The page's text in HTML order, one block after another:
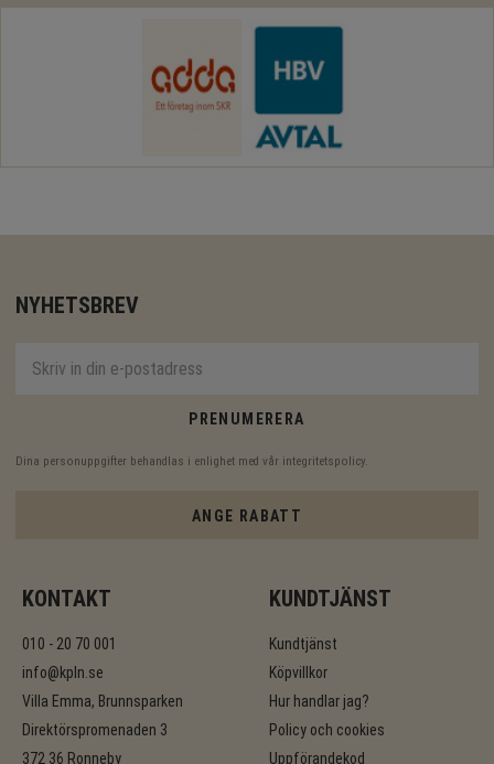
NYHETSBREV
PRENUMERERA
Dina personuppgifter behandlas i enlighet med vår integritetspolicy
ANGE RABATT
KONTAKT
010 - 20 70 001
info@kpln.se
Villa Emma, Brunnsparken
Direktörspromenaden 3
372 36 Ronneby
KUNDTJÄNST
Kundtjänst
Köpvillkor
Hur handlar jag?
Policy och cookies
Uppförandekod